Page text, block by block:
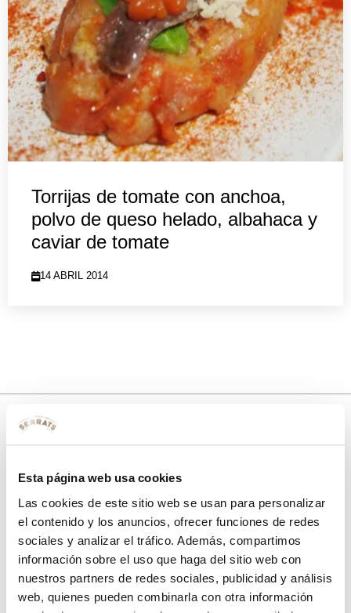
Esta página web usa cookies
Las cookies de este sitio web se usan para personalizar
el contenido y los anuncios, ofrecer funciones de redes
sociales y analizar el tráfico. Además, compartimos
información sobre el uso que haga del sitio web con
nuestros partners de redes sociales, publicidad y análisis
web, quienes pueden combinarla con otra información
Torrijas de tomate con anchoa,
polvo de queso helado, albahaca y
caviar de tomate
14 ABRIL 2014
con tu primera compra.
a nuestra newsletter para recibir nuestras
un 10% de descuento